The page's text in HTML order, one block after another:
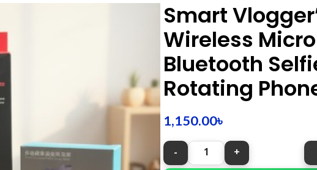
Smart
Wireless
Bluetooth
Rotating
1,150.00৳